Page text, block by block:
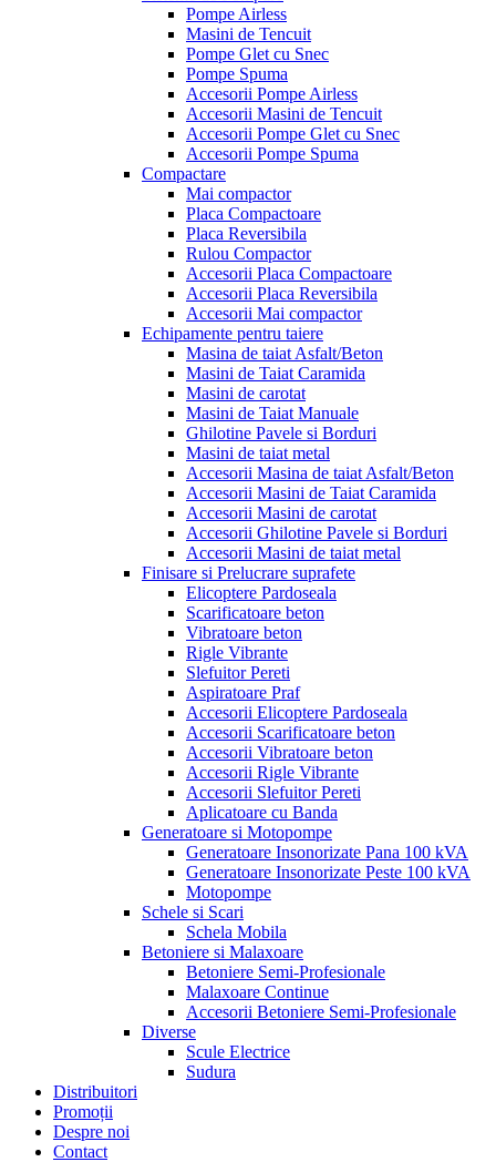
Pompe Airless
Masini de Tencuit
Pompe Glet cu Snec
Pompe Spuma
Accesorii Pompe Airless
Accesorii Masini de Tencuit
Accesorii Pompe Glet cu Snec
Accesorii Pompe Spuma
Compactare
Mai compactor
Placa Compactoare
Placa Reversibila
Rulou Compactor
Accesorii Placa Compactoare
Accesorii Placa Reversibila
Accesorii Mai compactor
Echipamente pentru taiere
Masina de taiat Asfalt/Beton
Masini de Taiat Caramida
Masini de carotat
Masini de Taiat Manuale
Ghilotine Pavele si Borduri
Masini de taiat metal
Accesorii Masina de taiat Asfalt/Beton
Accesorii Masini de Taiat Caramida
Accesorii Masini de carotat
Accesorii Ghilotine Pavele si Borduri
Accesorii Masini de taiat metal
Finisare si Prelucrare suprafete
Elicoptere Pardoseala
Scarificatoare beton
Vibratoare beton
Rigle Vibrante
Slefuitor Pereti
Aspiratoare Praf
Accesorii Elicoptere Pardoseala
Accesorii Scarificatoare beton
Accesorii Vibratoare beton
Accesorii Rigle Vibrante
Accesorii Slefuitor Pereti
Aplicatoare cu Banda
Generatoare si Motopompe
Generatoare Insonorizate Pana 100 kVA
Generatoare Insonorizate Peste 100 kVA
Motopompe
Schele si Scari
Schela Mobila
Betoniere si Malaxoare
Betoniere Semi-Profesionale
Malaxoare Continue
Accesorii Betoniere Semi-Profesionale
Diverse
Scule Electrice
Sudura
Distribuitori
Promoții
Despre noi
Contact